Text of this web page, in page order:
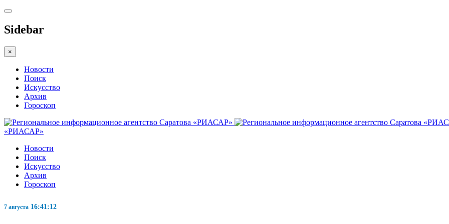
Sidebar
×
Новости
Поиск
Искусство
Архив
Гороскоп
«РИАСАР»
Новости
Поиск
Искусство
Архив
Гороскоп
7 августа 16:41:13